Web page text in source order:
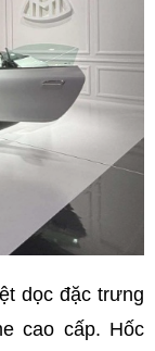
dọc đặc trưng
cao cấp. Hốc